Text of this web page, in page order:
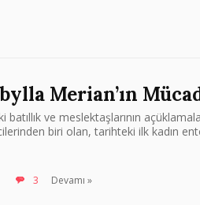
Merian’ın
batıllık ve meslektaşlarının
biri olan, tarihteki ilk kadın
3 Devamı »